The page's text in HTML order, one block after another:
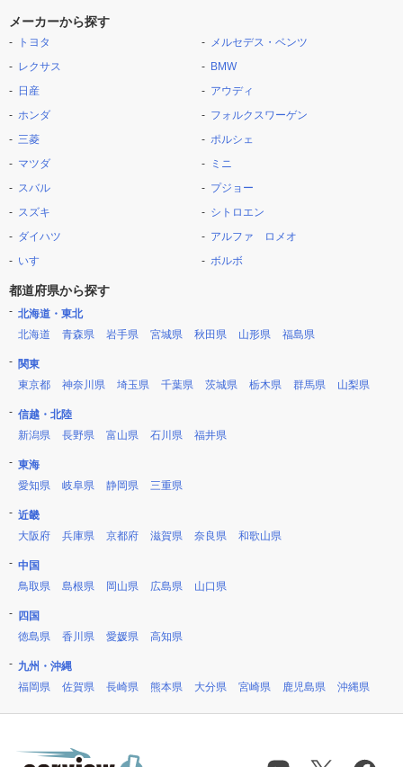
メーカーから探す
トヨタ
レクサス
日産
ホンダ
三菱
マツダ
スバル
スズキ
ダイハツ
いすゞ
メルセデス・ベンツ
BMW
アウディ
フォルクスワーゲン
ポルシェ
ミニ
プジョー
シトロエン
アルファ ロメオ
ボルボ
都道府県から探す
北海道・東北
北海道
青森県 岩手県 宮城県 秋田県 山形県 福島県
関東
東京都
神奈川県 埼玉県 千葉県 茨城県 栃木県 群馬県 山梨県
信越・北陸
新潟県
長野県 富山県 石川県 福井県
東海
愛知県
岐阜県 静岡県 三重県
近畿
大阪府
兵庫県 京都府 滋賀県 奈良県 和歌山県
中国
鳥取県
島根県 岡山県 広島県 山口県
四国
徳島県
香川県 愛媛県 高知県
九州・沖縄
福岡県
佐賀県 長崎県 熊本県 大分県 宮崎県 鹿児島県 沖縄県